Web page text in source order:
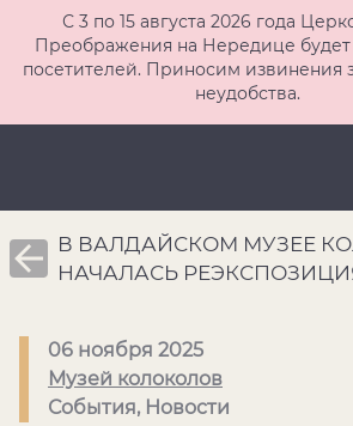
С 3 по 15 августа 2026 года
Преображения на Нередице будет
посетителей. Приносим извинения
неудобства.
В ВАЛДАЙСКОМ МУЗЕЕ
НАЧАЛАСЬ
06 ноября 2025
Музей колоколов
События, Новости